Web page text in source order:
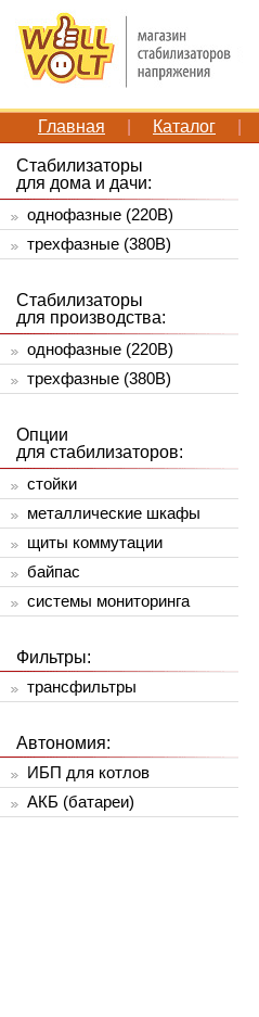
Главная Каталог
Стабилизаторы
для дома и дачи:
однофазные (220В)
трехфазные (380В)
Стабилизаторы
для производства:
однофазные (220В)
трехфазные (380В)
Опции
для стабилизаторов:
стойки
металлические шкафы
щиты коммутации
байпас
системы мониторинга
Фильтры:
трансфильтры
Автономия:
ИБП для котлов
АКБ (батареи)